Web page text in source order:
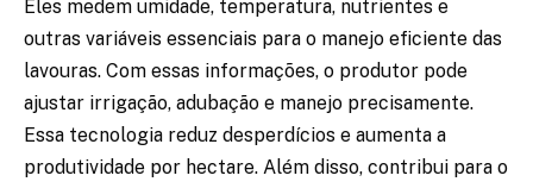
Eles medem umidade, temperatura, nutrientes e
outras variáveis essenciais para o manejo eficiente das
lavouras. Com essas informações, o produtor pode
ajustar irrigação, adubação e manejo precisamente.
Essa tecnologia reduz desperdícios e aumenta a
produtividade por hectare. Além disso, contribui para o